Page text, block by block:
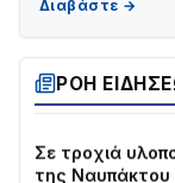
ΡΟΗ
05/08 • 08:41
Στο σκοτάδι
04/08 • 19:47
της Ναυπάκτου
04/08 • 12:08